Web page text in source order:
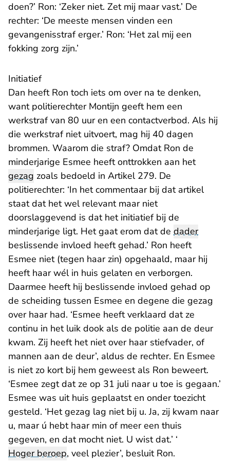
doen?’ Ron: ‘Zeker niet. Zet mij maar vast.’ De
rechter: ‘De meeste mensen vinden een
gevangenisstraf erger.’ Ron: ‘Het zal mij een
fokking zorg zijn.’
Initiatief
Dan heeft Ron toch iets om over na te denken,
want politierechter Montijn geeft hem een
werkstraf van 80 uur en een contactverbod. Als hij
die werkstraf niet uitvoert, mag hij 40 dagen
brommen. Waarom die straf? Omdat Ron de
minderjarige Esmee heeft onttrokken aan het
gezag zoals bedoeld in Artikel 279. De
politierechter: ‘In het commentaar bij dat artikel
staat dat het wel relevant maar niet
doorslaggevend is dat het initiatief bij de
minderjarige ligt. Het gaat erom dat de dader
beslissende invloed heeft gehad.’ Ron heeft
Esmee niet (tegen haar zin) opgehaald, maar hij
heeft haar wél in huis gelaten en verborgen.
Daarmee heeft hij beslissende invloed gehad op
de scheiding tussen Esmee en degene die gezag
over haar had. ‘Esmee heeft verklaard dat ze
continu in het luik dook als de politie aan de deur
kwam. Zij heeft het niet over haar stiefvader, of
mannen aan de deur’, aldus de rechter. En Esmee
is niet zo kort bij hem geweest als Ron beweert.
‘Esmee zegt dat ze op 31 juli naar u toe is gegaan.’
Esmee was uit huis geplaatst en onder toezicht
gesteld. ‘Het gezag lag niet bij u. Ja, zij kwam naar
u, maar ú hebt haar min of meer een thuis
gegeven, en dat mocht niet. U wist dat.’ ‘
Hoger beroep, veel plezier’, besluit Ron.